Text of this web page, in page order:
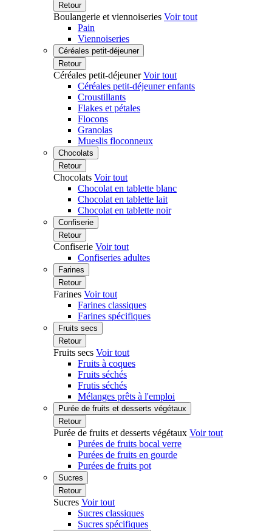
Retour
Boulangerie et viennoiseries Voir tout
Pain
Viennoiseries
Céréales petit-déjeuner
Retour
Céréales petit-déjeunerVoir tout
Céréales petit-déjeuner enfants
Croustillants
Flakes et pétales
Flocons
Granolas
Mueslis floconneux
Chocolats
Retour
Chocolats Voir tout
Chocolat en tablette blanc
Chocolat en tablette lait
Chocolat en tablette noir
Confiserie
Retour
Confiserie Voir tout
Confiseries adultes
Farines
Retour
Farines Voir tout
Farines classiques
Farines spécifiques
Fruits secs
Retour
Fruits secs Voir tout
Fruits à coques
Fruits séchés
Frutis séchés
Mélanges prêts à l'emploi
Purée de fruits et desserts végétaux
Retour
Purée de fruits et desserts végétaux Voir tout
Purées de fruits bocal verre
Purées de fruits en gourde
Purées de fruits pot
Sucres
Retour
Sucres Voir tout
Sucres classiques
Sucres spécifiques